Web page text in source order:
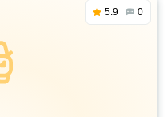
5.9 0